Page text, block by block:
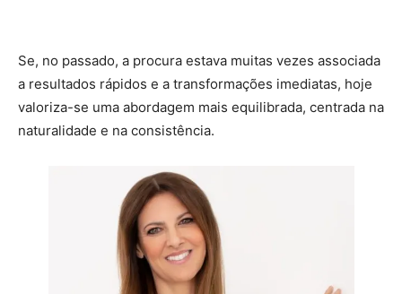
Se, no passado, a procura estava muitas vezes associada
a resultados rápidos e a transformações imediatas, hoje
valoriza-se uma abordagem mais equilibrada, centrada na
naturalidade e na consistência.